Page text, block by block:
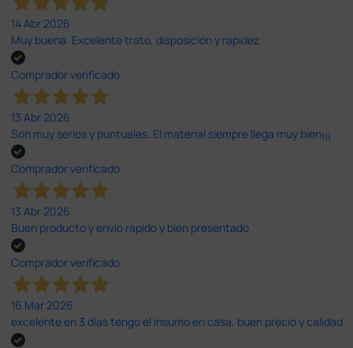
14 Abr 2026
Muy buena. Excelente trato, disposición y rapidez
Comprador verificado
13 Abr 2026
Son muy serios y puntuales. El material siempre llega muy bien¡¡¡
Comprador verificado
13 Abr 2026
Buen producto y envío rápido y bien presentado
Comprador verificado
16 Mar 2026
excelente en 3 días tengo el insumo en casa, buen precio y calidad